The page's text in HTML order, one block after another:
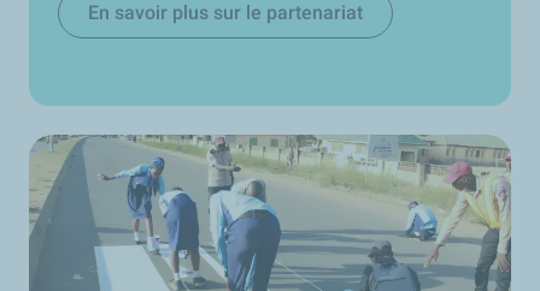
En savoir plus sur le partenariat